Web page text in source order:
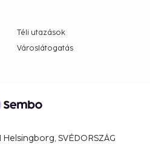
Téli utazások
Városlátogatás
SVÉDORSZÁG